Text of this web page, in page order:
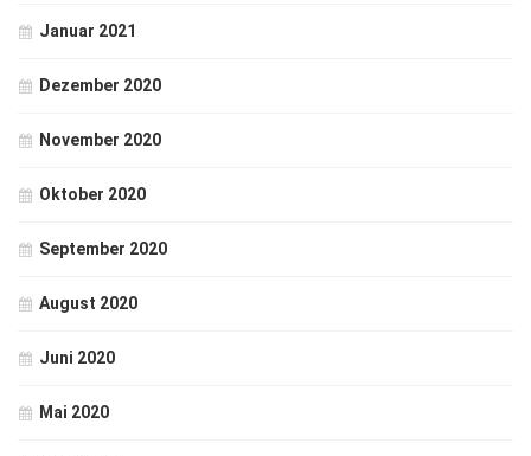
Januar 2021
Dezember 2020
November 2020
Oktober 2020
September 2020
August 2020
Juni 2020
Mai 2020